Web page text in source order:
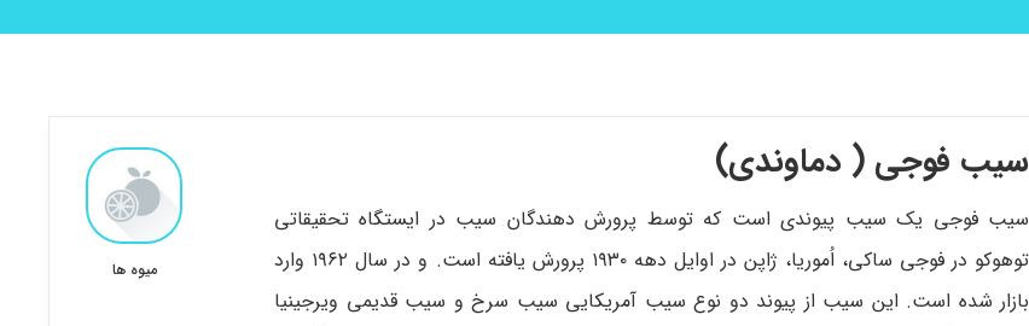
سیب فوجی ( دماوندی)
سیب فوجی یک سیب پیوندی است که توسط پرورش دهندگان سیب در ایستگاه تحقیقاتی
توهوکو در فوجی ساکی، اُموریا، ژاپن در اوایل دهه ۱۹۳۰ پرورش یافته است. و در سال ۱۹۶۲ وارد
بازار شده است. این سیب از پیوند دو نوع سیب آمریکایی سیب سرخ و سیب قدیمی ویرجینیا
میوه ها